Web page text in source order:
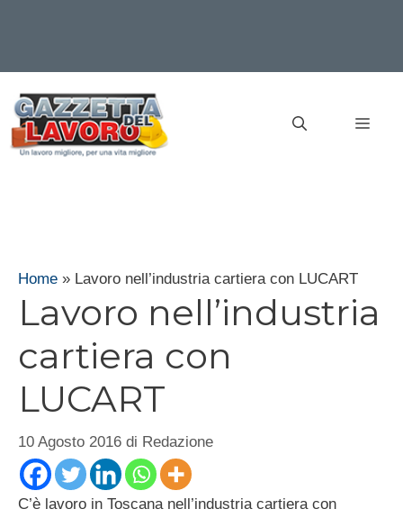
contenuto
Home » Lavoro nell’industria cartiera con LUCART
Lavoro nell’industria
cartiera con
LUCART
10 Agosto 2016 di Redazione
C’è lavoro in Toscana nell’industria cartiera con